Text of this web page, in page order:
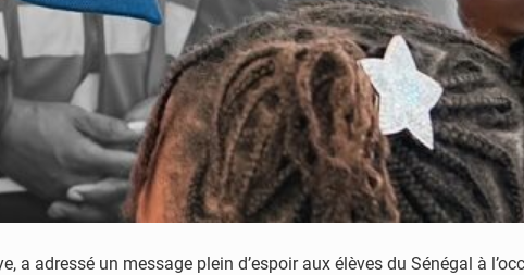
adressé un message plein d’espoir aux élèves du Sénégal à